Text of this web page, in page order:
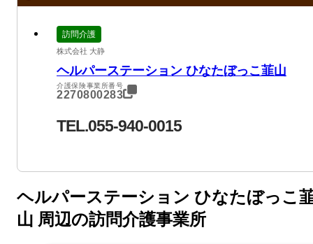
訪問介護
株式会社 大静
ヘルパーステーション ひなたぼっこ韮山
介護保険事業所番号
2270800283
TEL.055-940-0015
ヘルパーステーション ひなたぼっこ
山 周辺の訪問介護事業所